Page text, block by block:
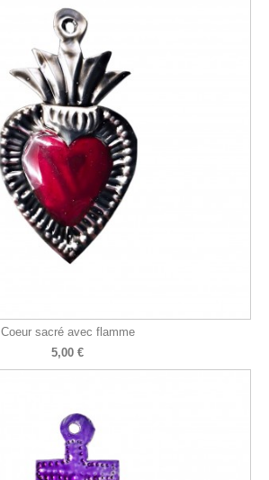
Coeur sacré avec flamme
5,00 €